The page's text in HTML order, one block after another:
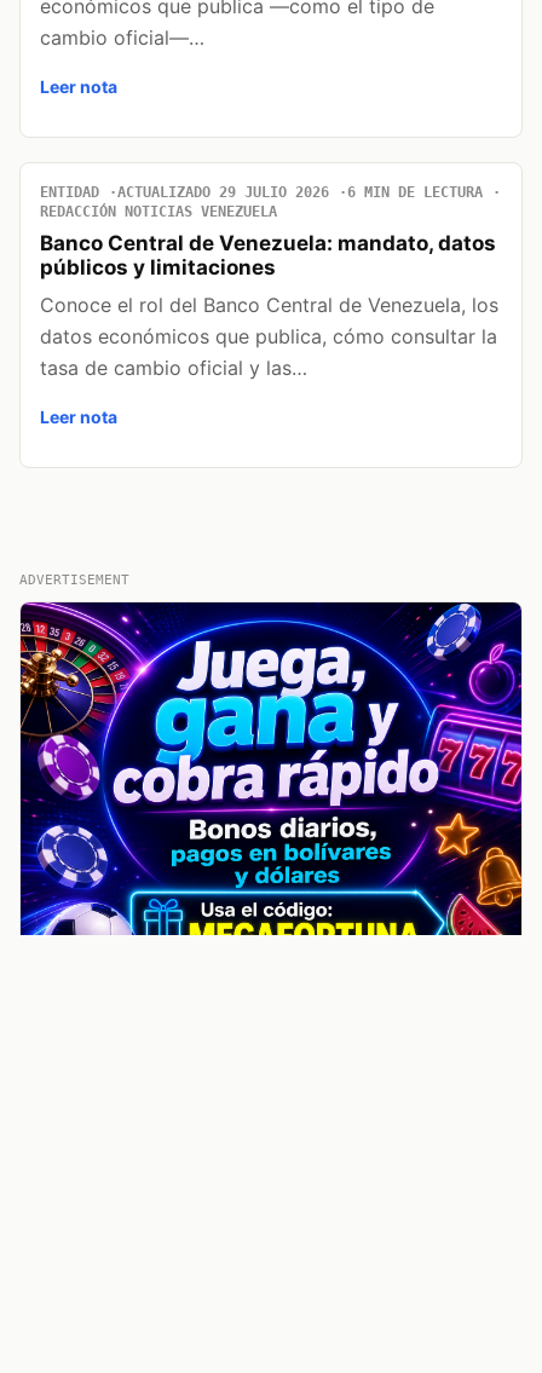
económicos que publica —como el tipo de
cambio oficial—…
Leer nota
ENTIDAD ACTUALIZADO 29 JULIO 2026
6 MIN DE LECTURA
REDACCIÓN NOTICIAS VENEZUELA
Banco Central de Venezuela: mandato, datos
públicos y limitaciones
Conoce el rol del Banco Central de Venezuela, los
datos económicos que publica, cómo consultar la
tasa de cambio oficial y las…
Leer nota
ADVERTISEMENT